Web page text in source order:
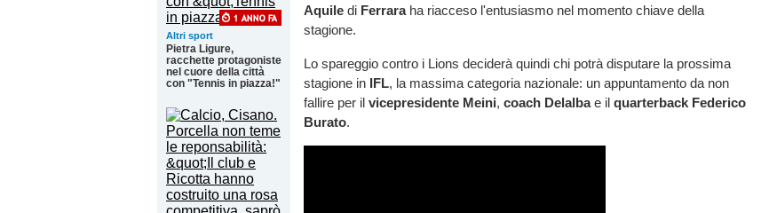
Altri sport
Pietra Ligure,
racchette protagoniste
nel cuore della città
con "Tennis in piazza!"
Aquile di Ferrara ha riacceso l'entusiasmo nel momento chiave della
stagione.
Lo spareggio contro i Lions deciderà quindi chi potrà disputare la prossima
stagione in IFL, la massima categoria nazionale: un appuntamento da non
fallire per il vicepresidente Meini, coach Delalbae il quarterback Federico
Burato.